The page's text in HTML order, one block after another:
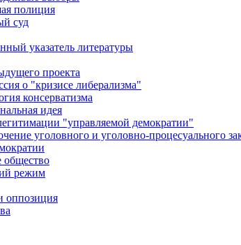
полиция
суд
указатель литературы
проекта
о "кризисе либерализма"
консерватизма
идея
"управляемой демократии"
уголовного и уголовно-процесуального
общество
режим
оппозиция